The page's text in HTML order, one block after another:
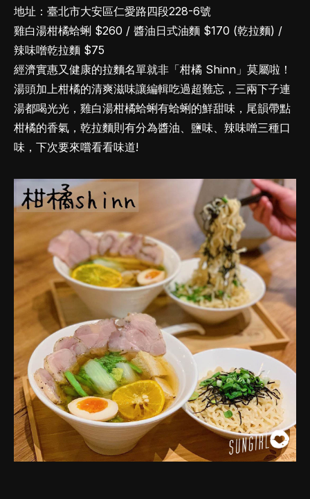
地址：臺北市大安區仁愛路四段228-6號
雞白湯柑橘蛤蜊 $260 / 醬油日式油麵 $170 (乾拉麵) /
辣味噌乾拉麵 $75
經濟實惠又健康的拉麵名單就非「柑橘 Shinn」莫屬啦！
湯頭加上柑橘的清爽滋味讓編輯吃過超難忘，三兩下子連
湯都喝光光，雞白湯柑橘蛤蜊有蛤蜊的鮮甜味，尾韻帶點
柑橘的香氣，乾拉麵則有分為醬油、鹽味、辣味噌三種口
味，下次要來嚐看看味道!